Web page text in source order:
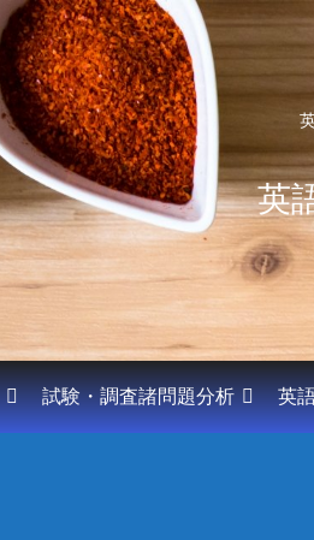
英
試験・調査諸問題分析 英